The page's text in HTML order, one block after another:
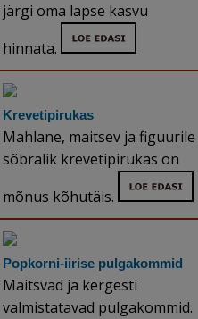
järgi oma lapse kasvu
hinnata.
Krevetipirukas
Mahlane, maitsev ja figuurile
sõbralik krevetipirukas on
mõnus kõhutäis.
Popkorni-iirise pulgakommid
Maitsvad ja kergesti
valmistatavad pulgakommid.